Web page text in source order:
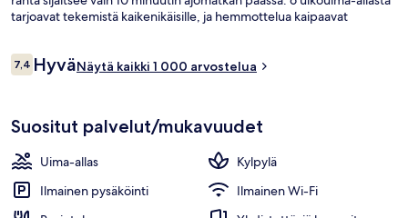
tarjoavat tekemistä kaikenikäisille, ja hemmottelua kaipaavat
ravintolasta, tarjoilee aamiaisen, lounaan ja illallisen ja sen
Uima-allas ja avulias henkilökunta ovat myös asioita, joita matkailijat
Arvostelut
7,47,4 kautta 10.
HyväNäytä kaikki 1 000 arvostelua
Suositut palvelut/mukavuudet
Uima-allas
Kylpylä
Ilmainen pysäköinti
Ilmainen Wi-Fi